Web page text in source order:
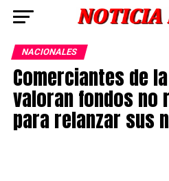
NACIONALES
Comerciantes de
valoran fondos no
para relanzar sus